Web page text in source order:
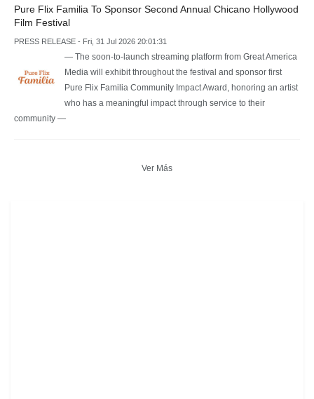
Pure Flix Familia To Sponsor Second Annual Chicano Hollywood
Film Festival
PRESS RELEASE - Fri, 31 Jul 2026 20:01:31
— The soon-to-launch streaming platform from Great America
Media will exhibit throughout the festival and sponsor first
Pure Flix Familia Community Impact Award, honoring an artist
who has a meaningful impact through service to their
community —
Ver Más